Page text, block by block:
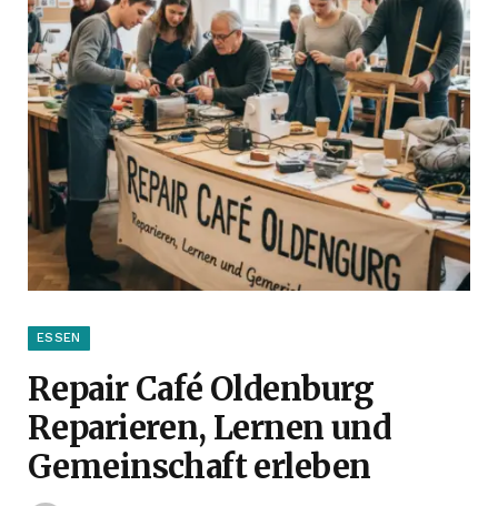
ESSEN
Repair Café Oldenburg
Reparieren, Lernen und
Gemeinschaft erleben